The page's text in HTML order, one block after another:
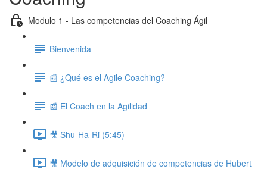
Modulo 1 - Las competencias del Coaching Ágil
Bienvenida
📰 ¿Qué es el Agile Coaching?
📰 El Coach en la Agilidad
🎥 Shu-Ha-Ri (5:45)
🎥 Modelo de adquisición de competencias de Hubert